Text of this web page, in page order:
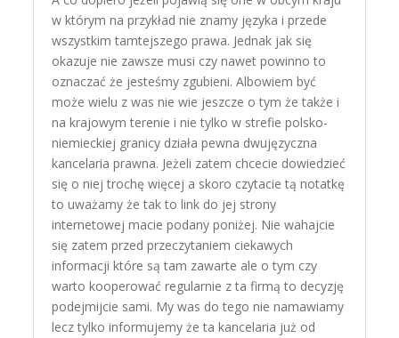
w którym na przykład nie znamy języka i przede
wszystkim tamtejszego prawa. Jednak jak się
okazuje nie zawsze musi czy nawet powinno to
oznaczać że jesteśmy zgubieni. Albowiem być
może wielu z was nie wie jeszcze o tym że także i
na krajowym terenie i nie tylko w strefie polsko-
niemieckiej granicy działa pewna dwujęzyczna
kancelaria prawna. Jeżeli zatem chcecie dowiedzieć
się o niej trochę więcej a skoro czytacie tą notatkę
to uważamy że tak to link do jej strony
internetowej macie podany poniżej. Nie wahajcie
się zatem przed przeczytaniem ciekawych
informacji które są tam zawarte ale o tym czy
warto kooperować regularnie z ta firmą to decyzję
podejmijcie sami. My was do tego nie namawiamy
lecz tylko informujemy że ta kancelaria już od